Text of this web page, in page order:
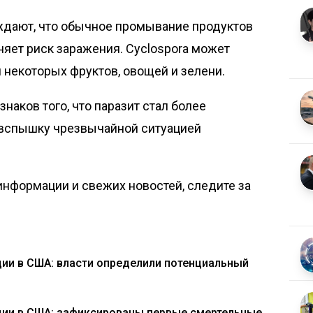
что обычное промывание продуктов
риск заражения. Cyclospora может
фруктов, овощей и зелени.
того, что паразит стал более
чрезвычайной ситуацией
и свежих новостей, следите за
в США: власти определили потенциальный